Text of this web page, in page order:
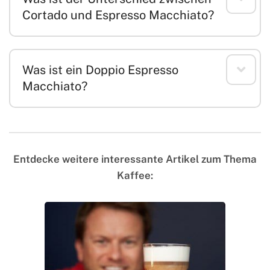
Cortado und Espresso Macchiato?
Was ist ein Doppio Espresso
Macchiato?
Entdecke weitere interessante Artikel zum Thema
Kaffee: